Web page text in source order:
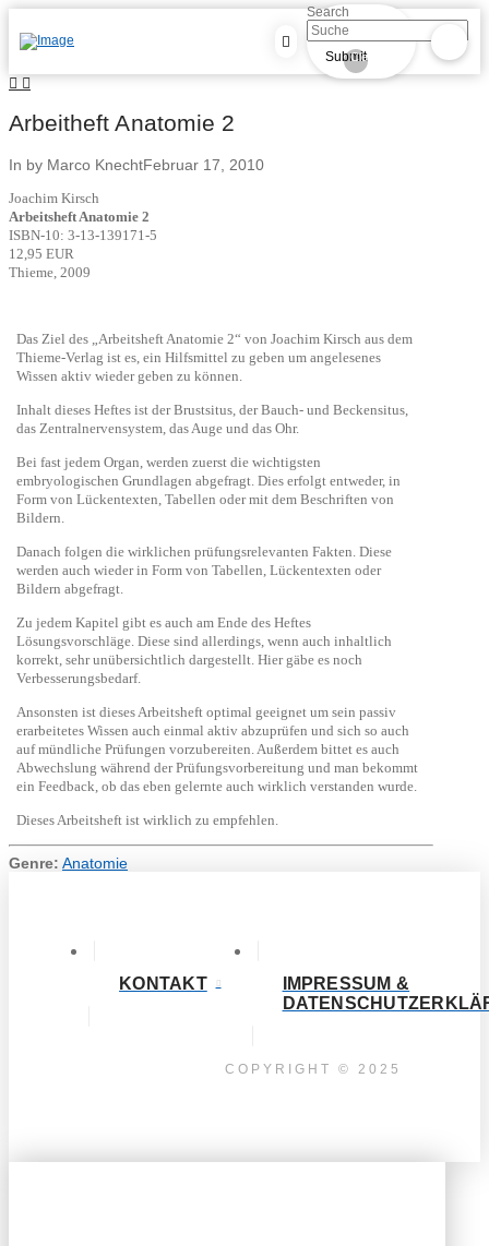
Search
Submit
Clear
Arbeitheft Anatomie 2
In by Marco KnechtFebruar 17, 2010
Joachim Kirsch
Arbeitsheft Anatomie 2
ISBN-10: 3-13-139171-5
12,95 EUR
Thieme, 2009
Das Ziel des „Arbeitsheft Anatomie 2“ von Joachim Kirsch aus dem
Thieme-Verlag ist es, ein Hilfsmittel zu geben um angelesenes
Wissen aktiv wieder geben zu können.
Inhalt dieses Heftes ist der Brustsitus, der Bauch- und Beckensitus,
das Zentralnervensystem, das Auge und das Ohr.
Bei fast jedem Organ, werden zuerst die wichtigsten
embryologischen Grundlagen abgefragt. Dies erfolgt entweder, in
Form von Lückentexten, Tabellen oder mit dem Beschriften von
Bildern.
Danach folgen die wirklichen prüfungsrelevanten Fakten. Diese
werden auch wieder in Form von Tabellen, Lückentexten oder
Bildern abgefragt.
Zu jedem Kapitel gibt es auch am Ende des Heftes
Lösungsvorschläge. Diese sind allerdings, wenn auch inhaltlich
korrekt, sehr unübersichtlich dargestellt. Hier gäbe es noch
Verbesserungsbedarf.
Ansonsten ist dieses Arbeitsheft optimal geeignet um sein passiv
erarbeitetes Wissen auch einmal aktiv abzuprüfen und sich so auch
auf mündliche Prüfungen vorzubereiten. Außerdem bittet es auch
Abwechslung während der Prüfungsvorbereitung und man bekommt
ein Feedback, ob das eben gelernte auch wirklich verstanden wurde.
Dieses Arbeitsheft ist wirklich zu empfehlen.
Genre: Anatomie
KONTAKT
IMPRESSUM &
COPYRIGHT © 2025